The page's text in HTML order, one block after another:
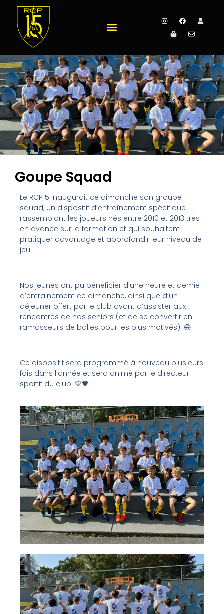
Goupe Squad
Le RCP15 inaugurait ce dimanche son groupe
squad, un dispositif d’entraînement spécifique
rassemblant les joueurs nés entre 2010 et 2013 très
en avance sur la formation et qui souhaitent
pratiquer davantage et approfondir leur niveau de
jeu.
Nos jeunes ont pu bénéficier d’une heure et demie
d’entrainement ce dimanche, ainsi que d’un
déjeuner offert par le club avant d’assister aux
rencontres de nos seniors (et de se convertir en
ramasseurs de balles pour les plus motivés). 😄
Ce dispositif sera programmé à nouveau plusieurs
fois dans l’année et sera animé par le directeur
sportif du club. 💛🖤